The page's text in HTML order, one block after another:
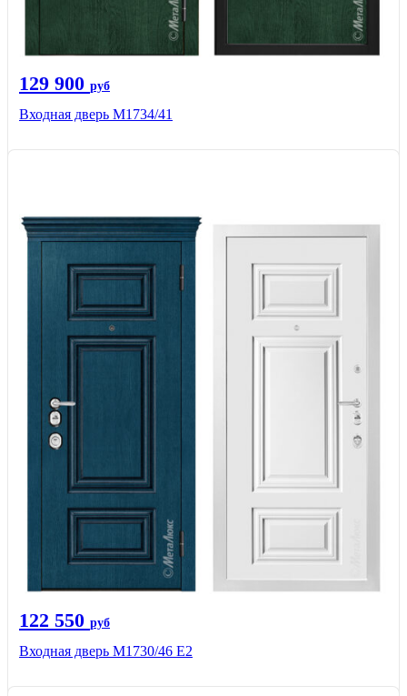
129 900 руб
Входная дверь М1734/41
122 550 руб
Входная дверь М1730/46 Е2